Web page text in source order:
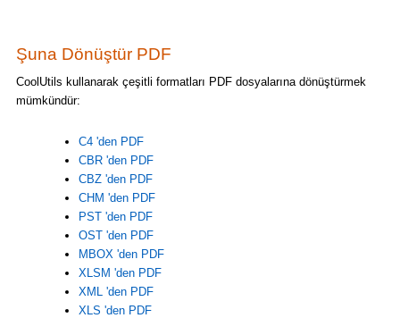
Şuna Dönüştür PDF
CoolUtils kullanarak çeşitli formatları PDF dosyalarına dönüştürmek
mümkündür:
C4 'den PDF
CBR 'den PDF
CBZ 'den PDF
CHM 'den PDF
PST 'den PDF
OST 'den PDF
MBOX 'den PDF
XLSM 'den PDF
XML 'den PDF
XLS 'den PDF